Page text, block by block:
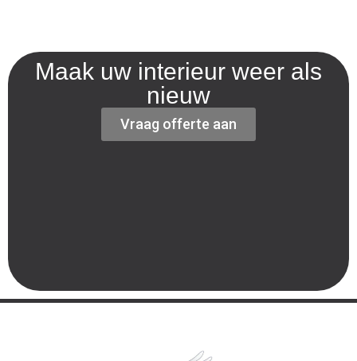
Maak uw interieur weer als
nieuw
Vraag offerte aan